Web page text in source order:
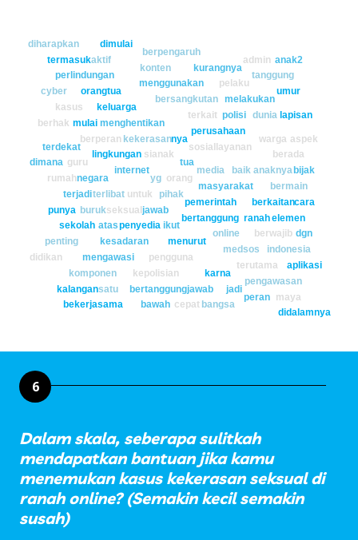
orang
pihak
tua
pemerintah
anak
media
jawab
bertanggung
sosial
kekerasan
masyarakat
penyedia
untuk
yg
internet
perusahaan
layanan
online
menghentikan
menurut
seksual
baik
kesadaran
lingkungan
terkait
medsos
polisi
keluarga
pengguna
terlibat
mengawasi
ranah
berperan
bersangkutan melakukan
nya
terutama
dunia
negara
orangtua
warga
anaknya
atas
berkaitan
berwajib
buruk
ikut
karna
kepolisian
komponen
menggunakan
mulai
pelaku
pengawasan
perlindungan
sekolah
si
tanggung
terjadi
umur
berada
bermain
bertanggungjawab
elemen
guru
indonesia
jadi
kalangan
kasus
konten kurangnya
lapisan
maya
penting
peran
punya
rumah
satu
terdekat
termasuk admin
aktif anak2
aplikasi
aspek
bangsa
bawah
bekerjasama
berhak
berpengaruh
bijak
cara
cepat
cyber
dgn
didalamnya
didikan
diharapkan
dimana
dimulai
6
Dalam skala, seberapa sulitkah
mendapatkan bantuan jika kamu
menemukan kasus kekerasan seksual di
ranah online? (Semakin kecil semakin
susah)